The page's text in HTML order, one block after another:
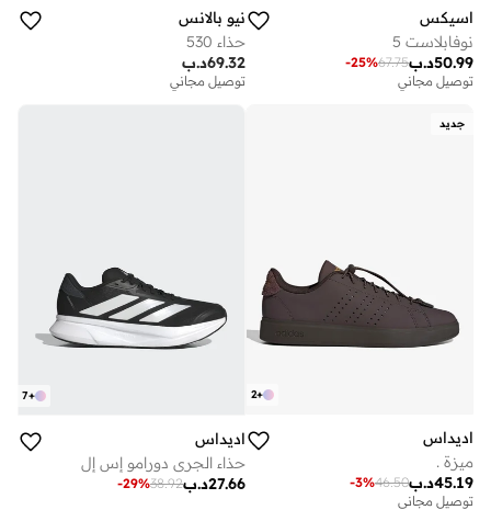
اسيكس
نوفابلاست 5
د.ب50.99
67.75
-25%
توصيل مجاني
نيو بالانس
حذاء 530
د.ب69.32
توصيل مجاني
جديد
+
2
اديداس
ميزة .
د.ب45.19
46.50
-3%
توصيل مجاني
+
7
اديداس
حذاء الجري دورامو إس إل
د.ب27.66
38.92
-29%